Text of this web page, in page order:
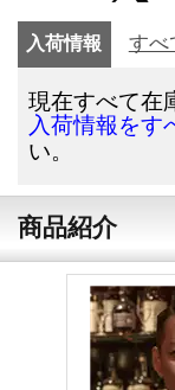
入荷情報 すべ
現在すべて在
入荷情報をす
い。
商品紹介